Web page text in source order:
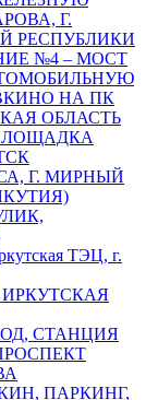
Г.
РЕСПУБЛИКИ
№4 – МОСТ
НА ПК
ОБЛАСТЬ
Г. МИРНЫЙ
ТЭЦ, г.
ИРКУТСКАЯ
СТАНЦИЯ
ПАРКИНГ,